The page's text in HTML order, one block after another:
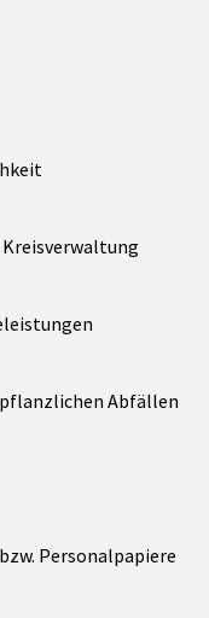
Abfällen
Personalpapiere